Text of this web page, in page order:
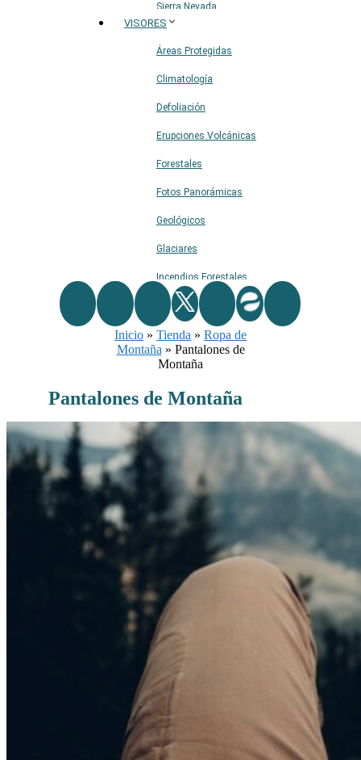
Sierra Nevada
VISORES
Áreas Protegidas
Climatología
Defoliación
Erupciones Volcánicas
Forestales
Fotos Panorámicas
Geológicos
Glaciares
Incendios Forestales
Naturaleza
Ríos
Rutas De Montaña
Terremotos
Inicio » Tienda » Ropa de
Montaña » Pantalones de
Montaña
Pantalones de Montaña